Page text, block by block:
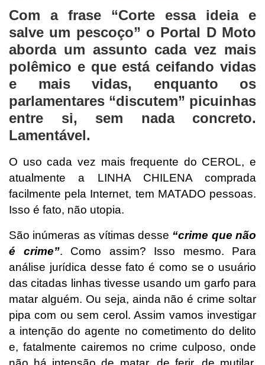
Com a frase “Corte essa ideia e
salve um pescoço” o Portal D Moto
aborda um assunto cada vez mais
polêmico e que está ceifando vidas
e mais vidas, enquanto os
parlamentares “discutem” picuinhas
entre si, sem nada concreto.
Lamentável.
O uso cada vez mais frequente do CEROL, e
atualmente a LINHA CHILENA comprada
facilmente pela Internet, tem MATADO pessoas.
Isso é fato, não utopia.
São inúmeras as vítimas desse “crime que não
é crime”. Como assim? Isso mesmo. Para
análise jurídica desse fato é como se o usuário
das citadas linhas tivesse usando um garfo para
matar alguém. Ou seja, ainda não é crime soltar
pipa com ou sem cerol. Assim vamos investigar
a intenção do agente no cometimento do delito
e, fatalmente cairemos no crime culposo, onde